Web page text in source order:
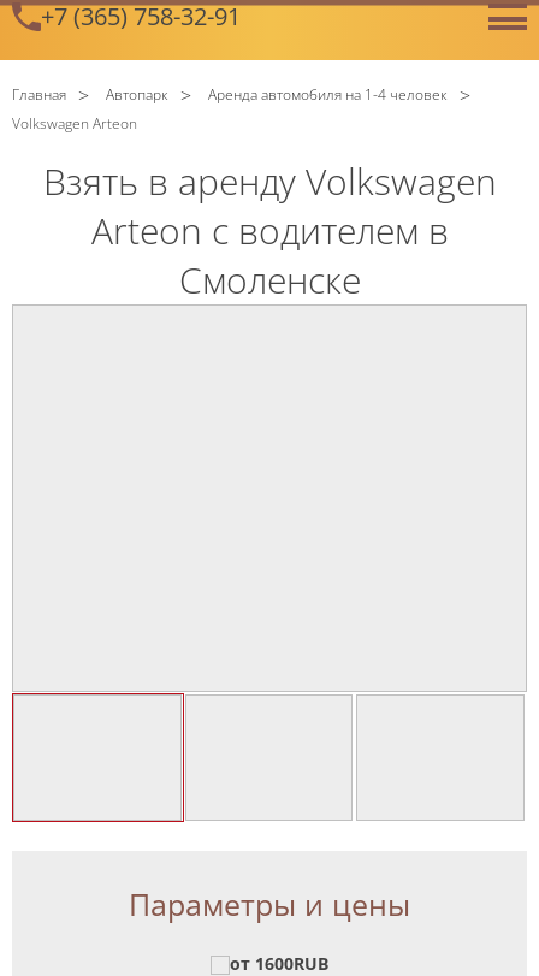
+7 (365) 758-32-91
Главная Автопарк
Аренда автомобиля на 1-4 человек
Volkswagen Arteon
Взять в аренду Volkswagen
Arteon с водителем в
Смоленске
Параметры и цены
от 1600RUB
GetError
Политикой конфиденциальности ознакомлен(а), даю
согласие на обработку моих Персональных данных